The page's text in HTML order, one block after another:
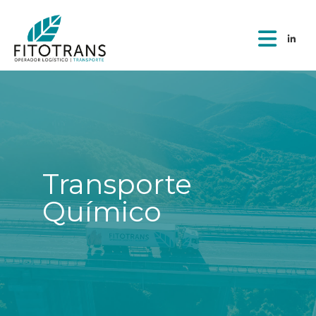
Transporte
Químico